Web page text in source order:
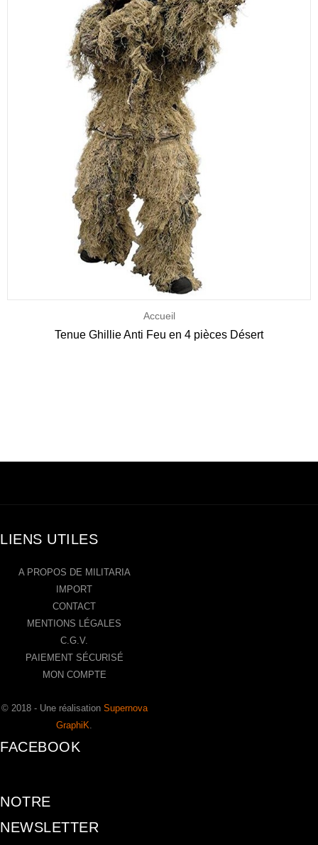
Accueil
Tenue Ghillie Anti Feu en 4 pièces Désert
LIENS UTILES
A PROPOS DE MILITARIA
IMPORT
CONTACT
MENTIONS LÉGALES
C.G.V.
PAIEMENT SÉCURISÉ
MON COMPTE
© 2018 - Une réalisation Supernova
GraphiK
FACEBOOK
NOTRE
NEWSLETTER